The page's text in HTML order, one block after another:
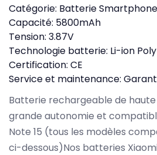
Catégorie: Batterie
Capacité: 5800mAh
Tension: 3.87V
Technologie batterie: Li-ion
Certification: CE
Service et maintenance:
Batterie rechargeable de
grande autonomie et
Note 15 (tous les modèles
ci-dessous)Nos batteries